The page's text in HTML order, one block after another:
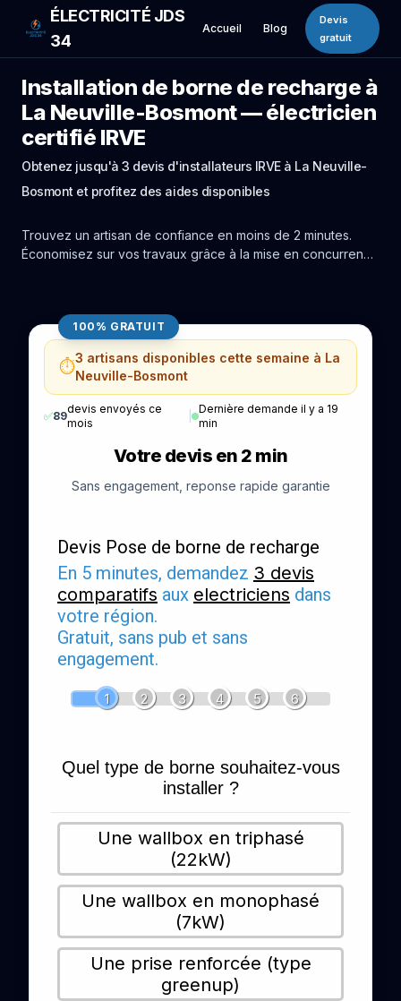
ÉLECTRICITÉ JDS
34
Accueil Blog
Devis
gratuit
Installation de borne de recharge à
La Neuville-Bosmont — électricien
certifié IRVE
Obtenez jusqu'à 3 devis d'installateurs IRVE à La Neuville-
Bosmont et profitez des aides disponibles
Trouvez un artisan de confiance en moins de 2 minutes.
Économisez sur vos travaux grâce à la mise en concurrence
100% GRATUIT
⏱️3 artisans disponibles cette semaine à La
Neuville-Bosmont
✅89
devis envoyés ce
mois
|
Dernière demande il y a 19
min
Votre devis en 2 min
Sans engagement, reponse rapide garantie
Devis Pose de borne de recharge
En 5 minutes, demandez 3 devis
comparatifs aux electriciens dans
votre région.
Gratuit, sans pub et sans
engagement.
1 2 3 4 5 6
Quel type de borne souhaitez-vous
installer ?
Une wallbox en triphasé
(22kW)
Une wallbox en monophasé
(7kW)
Une prise renforcée (type
greenup)